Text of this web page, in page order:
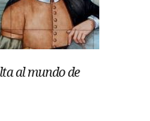
al mundo de